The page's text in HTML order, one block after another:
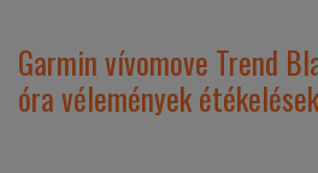
Garmin vívomove Trend
óra vélemények étékelések